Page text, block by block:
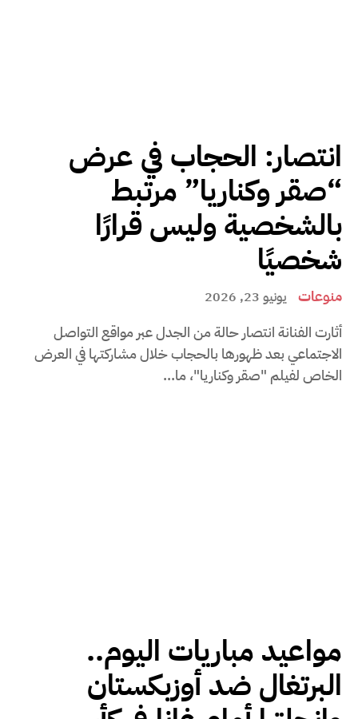
انتصار: الحجاب في عرض
“صقر وكناريا” مرتبط
بالشخصية وليس قرارًا
شخصيًا
منوعات يونيو 23, 2026
أثارت الفنانة انتصار حالة من الجدل عبر مواقع التواصل
الاجتماعي بعد ظهورها بالحجاب خلال مشاركتها في العرض
الخاص لفيلم "صقر وكناريا"، ما...
مواعيد مباريات اليوم..
البرتغال ضد أوزبكستان